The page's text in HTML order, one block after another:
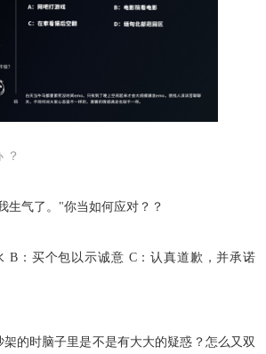
？
生气了。"你当如何应对？？
B：买个包以示诚意 C：认真道歉，并承诺
的时脑子里是不是有大大的疑惑？怎么又双